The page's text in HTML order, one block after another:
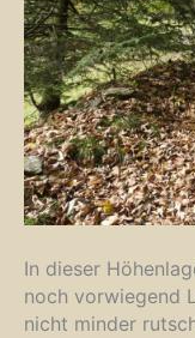
In dieser
noch vorwiegend
nicht minder